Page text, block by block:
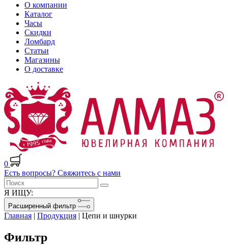
О компании
Каталог
Часы
Скидки
Ломбард
Статьи
Магазины
О доставке
0
Есть вопросы? Свяжитесь с нами
Я ИЩУ:
Расширенный фильтр
Главная | Продукция | Цепи и шнурки
Фильтр